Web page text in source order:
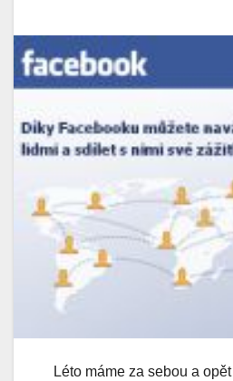
Léto máme za sebou a